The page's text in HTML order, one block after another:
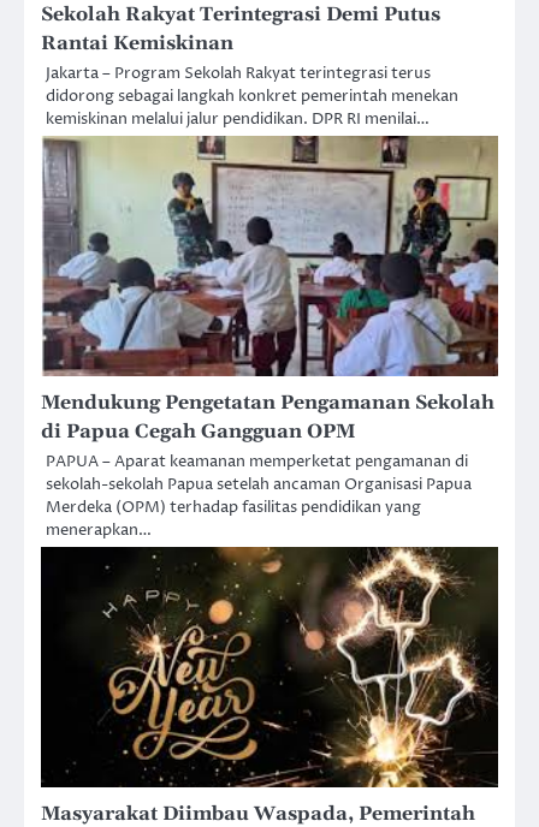
Sekolah Rakyat Terintegrasi Demi Putus
Rantai Kemiskinan
Jakarta – Program Sekolah Rakyat terintegrasi terus
didorong sebagai langkah konkret pemerintah menekan
kemiskinan melalui jalur pendidikan. DPR RI menilai…
Mendukung Pengetatan Pengamanan Sekolah
di Papua Cegah Gangguan OPM
PAPUA – Aparat keamanan memperketat pengamanan di
sekolah-sekolah Papua setelah ancaman Organisasi Papua
Merdeka (OPM) terhadap fasilitas pendidikan yang
menerapkan…
Masyarakat Diimbau Waspada, Pemerintah